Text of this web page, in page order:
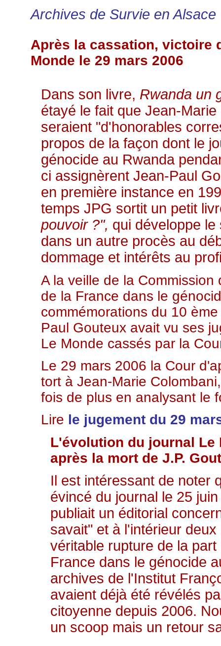
Archives de Survie en Alsace
Après la cassation, victoire
Monde le 29 mars 2006
Dans son livre, Rwanda un
étayé le fait que Jean-
seraient "d'honorables
propos de la façon dont le
génocide au Rwanda
ci assignèrent Jean-Paul
en première instance en
temps JPG sortit un petit
pouvoir ?", qui développe
dans un autre procès au
dommage et intérêts au
A la veille de la
de la France dans le
commémorations du 10
Paul Gouteux avait vu ses
Le Monde cassés par la
Le 29 mars 2006 la Cour
tort à Jean-Marie
fois de plus en analysant le
Lire le jugement du 29
L'évolution du journal Le
après la mort de J.P.
Il est intéressant de noter
évincé du journal le 25
publiait un éditorial
savait" et à l'intérieur
véritable rupture de la
France dans le génocide
archives de l'Institut
avaient déjà été révélés
citoyenne depuis 2006.
un scoop mais un retour